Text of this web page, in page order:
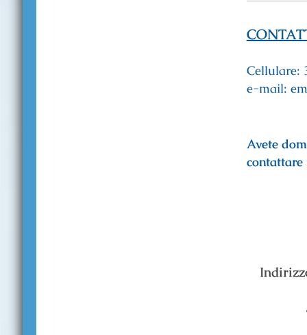
Cellulare:
e-mail:
Avete
contattare